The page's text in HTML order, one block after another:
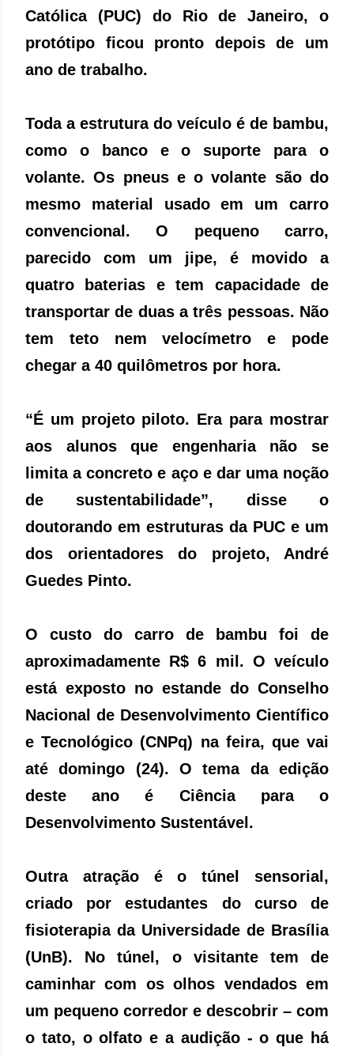
Católica (PUC) do Rio de Janeiro, o
protótipo ficou pronto depois de um
ano de trabalho.
Toda a estrutura do veículo é de bambu,
como o banco e o suporte para o
volante. Os pneus e o volante são do
mesmo material usado em um carro
convencional. O pequeno carro,
parecido com um jipe, é movido a
quatro baterias e tem capacidade de
transportar de duas a três pessoas. Não
tem teto nem velocímetro e pode
chegar a 40 quilômetros por hora.
“É um projeto piloto. Era para mostrar
aos alunos que engenharia não se
limita a concreto e aço e dar uma noção
de sustentabilidade”, disse o
doutorando em estruturas da PUC e um
dos orientadores do projeto, André
Guedes Pinto.
O custo do carro de bambu foi de
aproximadamente R$ 6 mil. O veículo
está exposto no estande do Conselho
Nacional de Desenvolvimento Científico
e Tecnológico (CNPq) na feira, que vai
até domingo (24). O tema da edição
deste ano é Ciência para o
Desenvolvimento Sustentável.
Outra atração é o túnel sensorial,
criado por estudantes do curso de
fisioterapia da Universidade de Brasília
(UnB). No túnel, o visitante tem de
caminhar com os olhos vendados em
um pequeno corredor e descobrir – com
o tato, o olfato e a audição - o que há